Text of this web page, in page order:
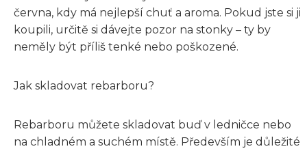
června, kdy má nejlepší chuť a aroma. Pokud jste si ji
koupili, určitě si dávejte pozor na stonky – ty by
neměly být příliš tenké nebo poškozené.
Jak skladovat rebarboru?
Rebarboru můžete skladovat buď v ledničce nebo
na chladném a suchém místě. Především je důležité